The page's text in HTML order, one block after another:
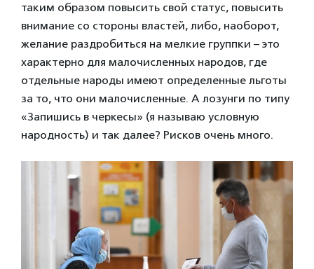
таким образом повысить свой статус, повысить
внимание со стороны властей, либо, наоборот,
желание раздробиться на мелкие группки – это
характерно для малочисленных народов, где
отдельные народы имеют определенные льготы
за то, что они малочисленные. А лозунги по типу
«Запишись в черкесы» (я называю условную
народность) и так далее? Рисков очень много.